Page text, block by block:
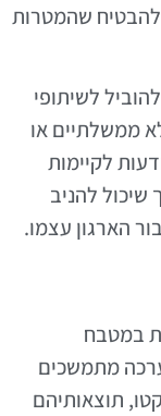
שהמטרות
לשיתופי
ממשלתיים או
לקיימות
להניב
הארגון עצמו.
במטבח
מתמשכים
תוצאותיהם